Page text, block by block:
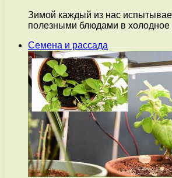
Зимой каждый из нас
полезными блюдами в
Семена и рассада